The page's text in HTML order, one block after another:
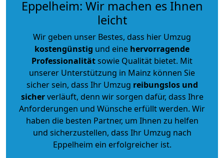
Eppelheim: Wir machen es Ihnen
leicht
Wir geben unser Bestes, dass hier Umzug
kostengünstig und eine hervorragende
Professionalitätsowie Qualität bietet. Mit
unserer Unterstützung in Mainz können Sie
sicher sein, dass Ihr Umzug reibungslos und
sicherverläuft, denn wir sorgen dafür, dass Ihre
Anforderungen und Wünsche erfüllt werden. Wir
haben die besten Partner, um Ihnen zu helfen
und sicherzustellen, dass Ihr Umzug nach
Eppelheim ein erfolgreicher ist.